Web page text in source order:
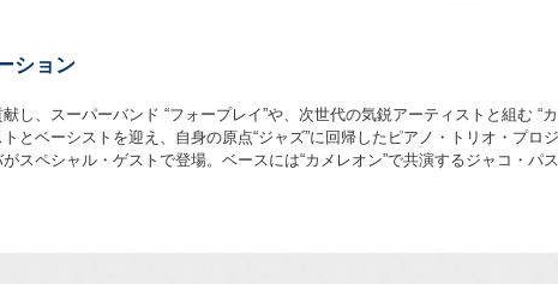
ション
、スーパーバンド “フォープレイ”や、次世代の気鋭アーティストと組む
ベーシストを迎え、自身の原点“ジャズ”に回帰したピアノ・トリオ・プロ
スペシャル・ゲストで登場。ベースには“カメレオン”で共演するジャコ・